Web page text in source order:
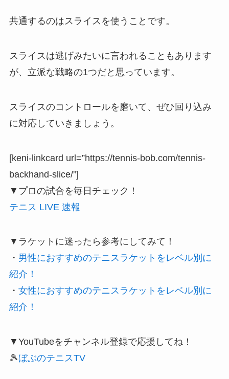
共通するのはスライスを使うことです。
スライスは逃げみたいに言われることもあります
が、立派な戦略の1つだと思っています。
スライスのコントロールを磨いて、ぜひ回り込み
に対応していきましょう。
[keni-linkcard url=”https://tennis-bob.com/tennis-
backhand-slice/”]
▼プロの試合を毎日チェック！
テニス LIVE 速報
▼ラケットに迷ったら参考にしてみて！
・ 男性におすすめのテニスラケットをレベル別に
紹介！
・ 女性におすすめのテニスラケットをレベル別に
紹介！
▼YouTubeをチャンネル登録で応援してね！
🎾ぼぶのテニスTV